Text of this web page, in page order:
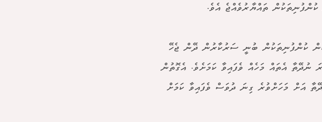
ތައްޔާރުވެއްޖެ އެވެ.
ކުންފުނިތަކުން ބުނީ ސަރުކާރުން ދޭން ޖެހޭ
އެތައް މަހެއް ވެފައިވާ ކަމަށެވެ. އެގޮތުން
އަށް މަހަށްވުރެ ގިނަ ދުވަސް ވެފައިވާ ކަމަށް